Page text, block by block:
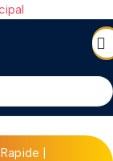
à café (Cafetières)
|